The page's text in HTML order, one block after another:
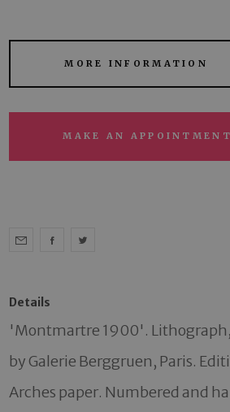
MORE INFORMATION
MAKE AN APPOINTMENT
Details
'Montmartre 1900'.
by Galerie Berggruen, Paris.
Arches paper. Numbered and